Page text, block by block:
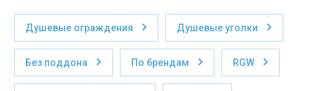
Душевые ограждения Душевые уголки
Без поддона По брендам RGW